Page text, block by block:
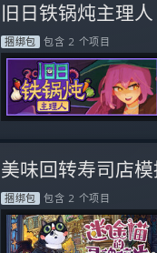
旧日铁锅炖主理
捆绑包 包含 2 个项目
美味回转寿司店
捆绑包 包含 2 个项目